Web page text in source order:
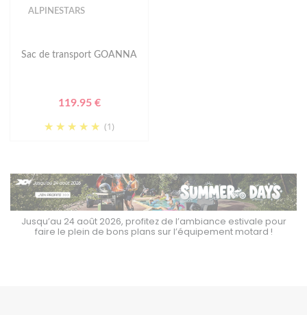
ALPINESTARS
Sac de transport GOANNA
119.95 €
(1)
Jusqu’au 24 août 2026, profitez de l’ambiance estivale pour
faire le plein de bons plans sur l’équipement motard !